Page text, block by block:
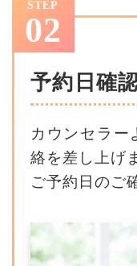
STEP
02
予約日確
カウンセラー
絡を差し上げ
ご予約日のご